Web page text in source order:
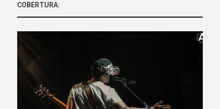
COBERTURA: